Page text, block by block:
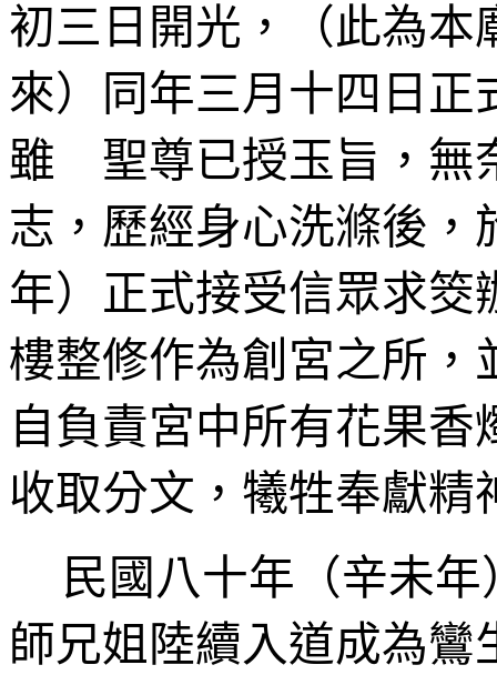
初三日開光，（此為本
來）同年三月十四日正
雖 聖尊已授玉旨，無
志，歷經身心洗滌後，
年）正式接受信眾求筊
樓整修作為創宮之所，
自負責宮中所有花果
收取分文，犧牲奉獻精
民國八十年（辛未
師兄姐陸續入道成為